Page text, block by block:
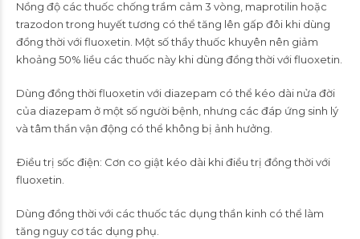
Nồng độ các thuốc chống trầm cảm 3 vòng, maprotilin hoặc
trazodon trong huyết tương có thể tăng lên gấp đôi khi dùng
đồng thời với fluoxetin. Một số thầy thuốc khuyên nên giảm
khoảng 50% liều các thuốc này khi dùng đồng thời với fluoxetin.
Dùng đồng thời fluoxetin với diazepam có thể kéo dài nửa đời
của diazepam ở một số người bệnh, nhưng các đáp ứng sinh lý
và tâm thần vận động có thể không bị ảnh hưởng.
Ðiều trị sốc điện: Cơn co giật kéo dài khi điều trị đồng thời với
fluoxetin.
Dùng đồng thời với các thuốc tác dụng thần kinh có thể làm
tăng nguy cơ tác dụng phụ.